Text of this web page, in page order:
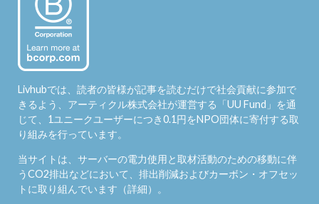
Livhubでは、読者の皆様が記事を読むだけで社会貢献に参加で
きるよう、アーティクル株式会社が運営する「UU Fund 」を通
じて、1ユニークユーザーにつき0.1円をNPO団体に寄付する取
り組みを行っています。
当サイトは、サーバーの電力使用と取材活動のための移動に伴
うCO2排出などにおいて、排出削減およびカーボン・オフセッ
トに取り組んでいます（詳細）。